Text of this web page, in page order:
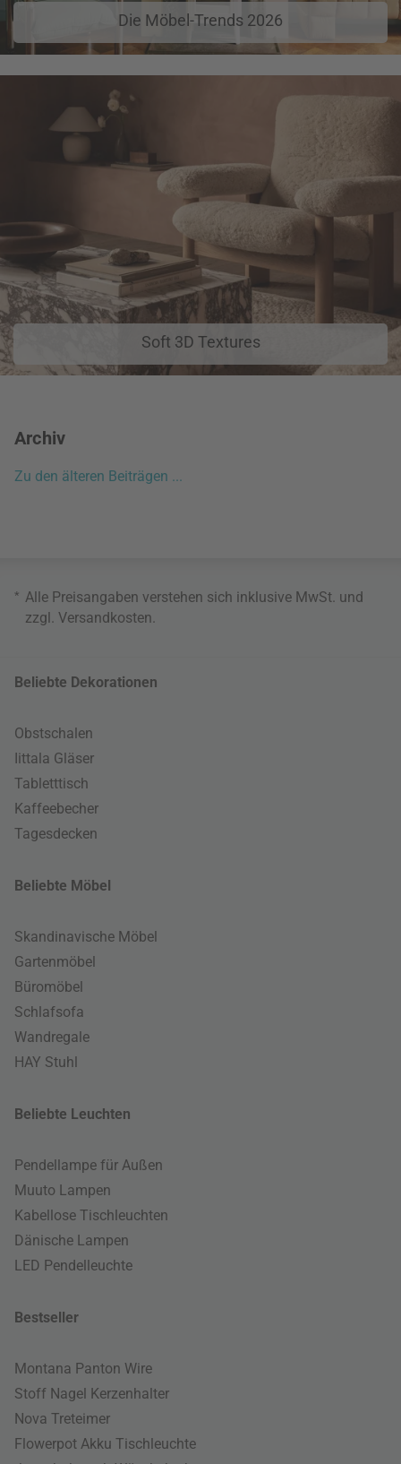
Die Möbel-Trends 2026
Soft 3D Textures
Archiv
Zu den älteren Beiträgen ...
* Alle Preisangaben verstehen sich inklusive MwSt. und
zzgl. Versandkosten
Beliebte Dekorationen
Obstschalen
Iittala Gläser
Tabletttisch
Kaffeebecher
Tagesdecken
Beliebte Möbel
Skandinavische Möbel
Gartenmöbel
Büromöbel
Schlafsofa
Wandregale
HAY Stuhl
Beliebte Leuchten
Pendellampe für Außen
Muuto Lampen
Kabellose Tischleuchten
Dänische Lampen
LED Pendelleuchte
Bestseller
Montana Panton Wire
Stoff Nagel Kerzenhalter
Nova Treteimer
Flowerpot Akku Tischleuchte